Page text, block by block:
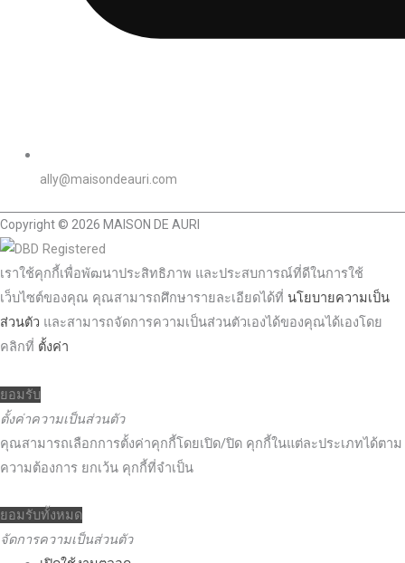
ally@maisondeauri.com
Copyright © 2026 MAISON DE AURI
เราใช้คุกกี้เพื่อพัฒนาประสิทธิภาพ และประสบการณ์ที่ดีในการใช้
เว็บไซต์ของคุณ คุณสามารถศึกษารายละเอียดได้ที่ นโยบายความเป็น
ส่วนตัว และสามารถจัดการความเป็นส่วนตัวเองได้ของคุณได้เองโดย
คลิกที่ ตั้งค่า
ยอมรับ
ตั้งค่าความเป็นส่วนตัว
คุณสามารถเลือกการตั้งค่าคุกกี้โดยเปิด/ปิด คุกกี้ในแต่ละประเภทได้ตาม
ความต้องการ ยกเว้น คุกกี้ที่จำเป็น
ยอมรับทั้งหมด
จัดการความเป็นส่วนตัว